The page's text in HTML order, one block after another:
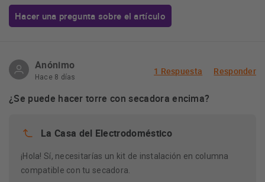
Sus ventajas más destacadas
Hacer una pregunta sobre el artículo
Anónimo
Hace 8 días
1 Respuesta Responder
¿Se puede hacer torre con secadora encima?
La Casa del Electrodoméstico
¡Hola! Sí, necesitarías un kit de instalación en columna
compatible con tu secadora.